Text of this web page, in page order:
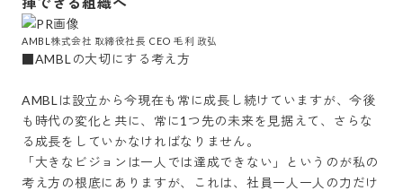
AMBL株式会社 取締役社長 CEO 毛利 政弘
■AMBLの大切にする考え方
AMBLは設立から今現在も常に成長し続けていますが、今後
も時代の変化と共に、常に1つ先の未来を見据えて、さらな
る成長をしていかなければなりません。
「大きなビジョンは一人では達成できない」というのが私の
考え方の根底にありますが、これは、社員一人一人の力だけ